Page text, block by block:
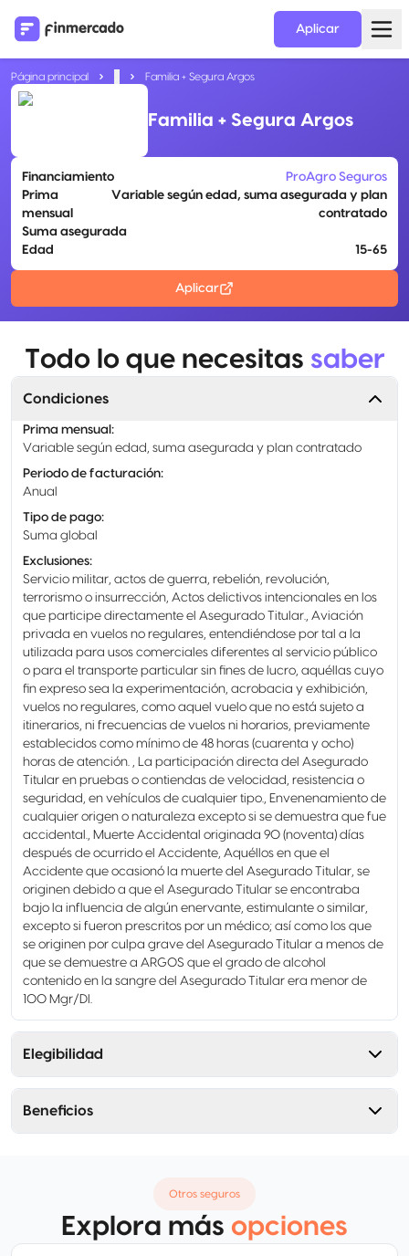
Aplicar
Página principal Familia + Segura Argos
Familia + Segura Argos
Financiamiento
ProAgro Seguros
Prima
mensual
Variable según edad, suma asegurada y plan
contratado
Suma asegurada
Edad
15-65
Aplicar
Todo lo que necesitas saber
Condiciones
Prima mensual :
Variable según edad, suma asegurada y plan contratado
Periodo de facturación:
Anual
Tipo de pago:
Suma global
Exclusiones:
Servicio militar, actos de guerra, rebelión, revolución,
terrorismo o insurrección, Actos delictivos intencionales en los
que participe directamente el Asegurado Titular., Aviación
privada en vuelos no regulares, entendiéndose por tal a la
utilizada para usos comerciales diferentes al servicio público
o para el transporte particular sin fines de lucro, aquéllas cuyo
fin expreso sea la experimentación, acrobacia y exhibición,
vuelos no regulares, como aquel vuelo que no está sujeto a
itinerarios, ni frecuencias de vuelos ni horarios, previamente
establecidos como mínimo de 48 horas (cuarenta y ocho)
horas de atención. , La participación directa del Asegurado
Titular en pruebas o contiendas de velocidad, resistencia o
seguridad, en vehículos de cualquier tipo., Envenenamiento de
cualquier origen o naturaleza excepto si se demuestra que fue
accidental., Muerte Accidental originada 90 (noventa) días
después de ocurrido el Accidente, Aquéllos en que el
Accidente que ocasionó la muerte del Asegurado Titular, se
originen debido a que el Asegurado Titular se encontraba
bajo la influencia de algún enervante, estimulante o similar,
excepto si fueron prescritos por un médico; así como los que
se originen por culpa grave del Asegurado Titular a menos de
que se demuestre a ARGOS que el grado de alcohol
contenido en la sangre del Asegurado Titular era menor de
100 Mgr/DI.
Elegibilidad
Beneficios
Otros seguros
Explora más opciones